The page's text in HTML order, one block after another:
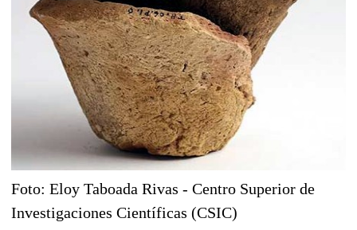
Foto: Eloy Taboada Rivas - Centro Superior de
Investigaciones Científicas (CSIC)